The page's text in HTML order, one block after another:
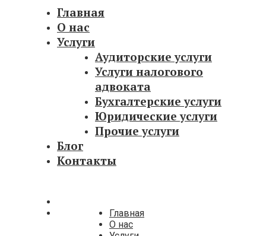
Главная
О нас
Услуги
Аудиторские услуги
Услуги налогового
адвоката
Бухгалтерские услуги
Юридические услуги
Прочие услуги
Блог
Контакты
Главная
О нас